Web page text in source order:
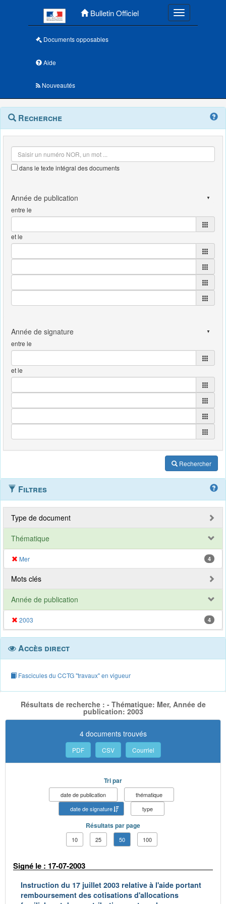
Bulletin Officiel Toggle
Documents opposables
Aide
Nouveautés
Navigation
outils
Menu
contextuel
Recherche
dans le texte intégral des documents
entre le
et le
entre le
et le
Rechercher
Filtres
Type de document
Thématique
Mer 4
Mots clés
Année de publication
2003 4
Accès direct
Fascicules du CCTG "travaux" en vigueur
Résultats de recherche : - Thématique: Mer, Année de
publication: 2003
4 documents trouvés
PDF CSV Courriel
Tri par
date de publication
thématique
date de signature
type
Résultats par page
10 25 50 100
Signé le : 17-07-2003
Instruction du 17 juillet 2003 relative à l'aide portant
remboursement des cotisations d'allocations